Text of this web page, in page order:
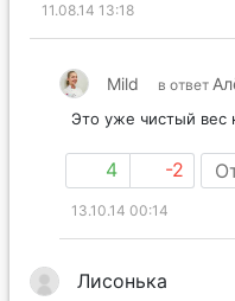
11.08.14 13:18
Mild в ответ
Это уже чистый вес
4 -2
13.10.14 00:14
Лисонька